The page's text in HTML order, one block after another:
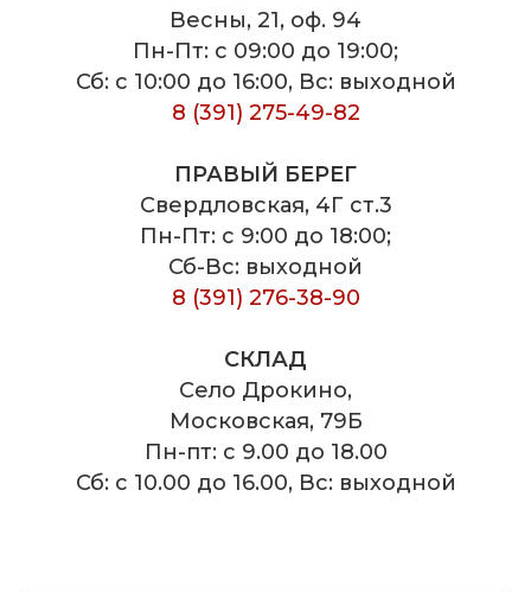
Весны, 21, оф. 94
Пн-Пт: с 09:00 до 19:00;
Сб: с 10:00 до 16:00, Вс: выходной
8 (391) 275-49-82
ПРАВЫЙ БЕРЕГ
Свердловская, 4Г ст.3
Пн-Пт: с 9:00 до 18:00;
Сб-Вс: выходной
8 (391) 276-38-90
СКЛАД
Село Дрокино,
Московская, 79Б
Пн-пт: с 9.00 до 18.00
Сб: с 10.00 до 16.00, Вс: выходной